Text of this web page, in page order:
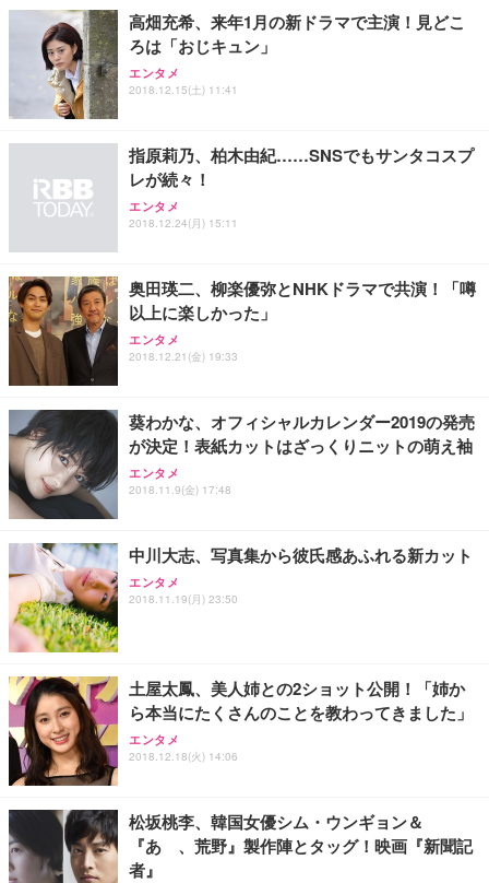
務用 おしゃれ パソコンチェア (ブラック)
Sezlife オフィスチェア デスクチェア 疲れない テレ
ワーク チェア 強化バックレスト 30度ロッキング機
能 人間工学 椅子 腰サポート 90度跳ね上げ式アーム
務用 おしゃれ パソコンチェア (ホワイト)
ANDWINT オフィスチェア デスクチェア 肘なし メ
ッシュ 通気性 ランバーサポート付き 腰サポート ガ
ス圧無段階昇降 360度回転 キャスター付き コンパク
【整備済み品】Dell E2724HS 27インチ 液晶モニタ
ー フルHD（1920×1080）VA 非光沢 HDMI/DisplayP
ort/VGA スピーカー内蔵 高さ調整 スイベル VESA対
【MiniLED/24.5inch/280Hz/FHD】GRAPHT THE S
HOOTER Gaming Monitor 24” Essential ゲーミン
グモニター QD 24.5インチ 1ms FHD 量子ドット 残
Smart Basic(スマートベーシック) 【Amazon.co.jp
限定】 Smart Basic アイリスオーヤマ ペットシーツ
超厚型 お徳用 ワイド 100枚入 (x 1) (ケース販売)
アイリスオーヤマ ペットシーツ 超厚型 お徳用 レギ
ュラー 200枚入【Amazon.co.jp限定】
高畑充希、来年1月の新ドラマで主演！見どこ
ろは「おじキュン」
エンタメ
2018.12.15(土) 11:41
指原莉乃、柏木由紀……SNSでもサンタコスプ
レが続々！
エンタメ
2018.12.24(月) 15:11
奥田瑛二、柳楽優弥とNHKドラマで共演！「噂
以上に楽しかった」
エンタメ
2018.12.21(金) 19:33
葵わかな、オフィシャルカレンダー2019の発売
が決定！表紙カットはざっくりニットの萌え袖
エンタメ
2018.11.9(金) 17:48
中川大志、写真集から彼氏感あふれる新カット
エンタメ
2018.11.19(月) 23:50
土屋太鳳、美人姉との2ショット公開！「姉か
ら本当にたくさんのことを教わってきました」
エンタメ
2018.12.18(火) 14:06
松坂桃李、韓国女優シム・ウンギョン＆
『あゝ、荒野』製作陣とタッグ！映画『新聞記
者』